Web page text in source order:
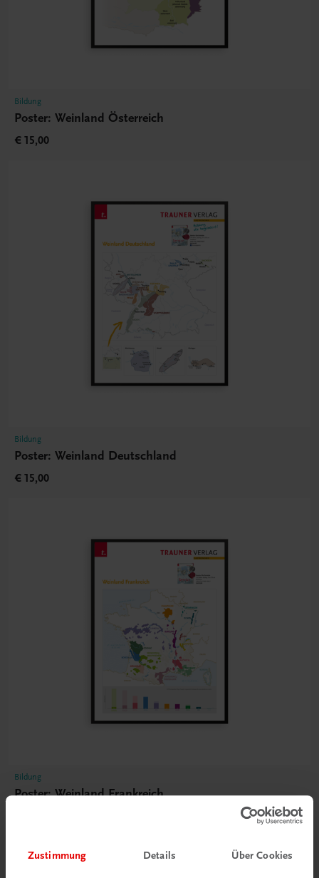
Zustimmung Details Über Cookies
Bildung
Poster: Weinland Österreich
€ 15,00
Bildung
Poster: Weinland Deutschland
€ 15,00
Bildung
Poster: Weinland Frankreich